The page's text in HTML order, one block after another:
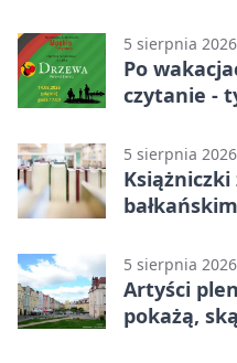
5 sierpnia 2026
Po
czytanie -
5 sierpnia 2026
Książniczki
5 sierpnia 2026
Artyści
pokażą,